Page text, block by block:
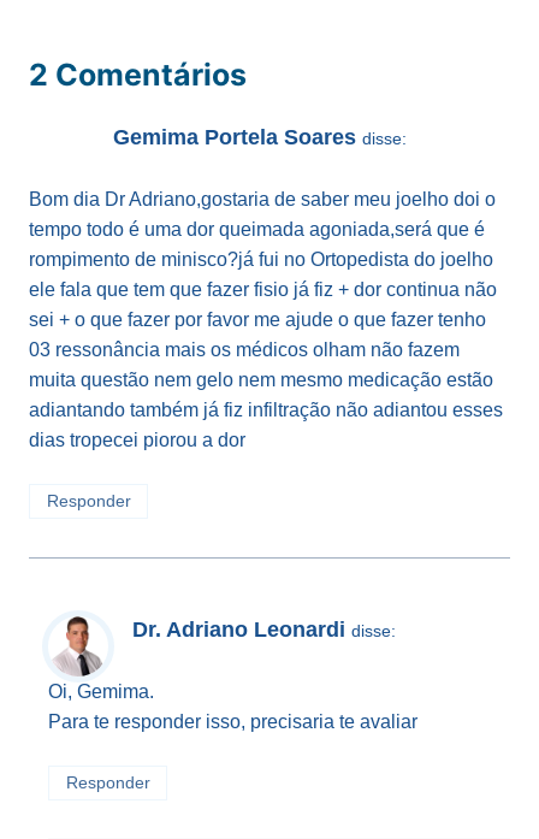
2 Comentários
Gemima Portela Soares disse:
Bom dia Dr Adriano,gostaria de saber meu joelho doi o
tempo todo é uma dor queimada agoniada,será que é
rompimento de minisco?já fui no Ortopedista do joelho
ele fala que tem que fazer fisio já fiz + dor continua não
sei + o que fazer por favor me ajude o que fazer tenho
03 ressonância mais os médicos olham não fazem
muita questão nem gelo nem mesmo medicação estão
adiantando também já fiz infiltração não adiantou esses
dias tropecei piorou a dor
Responder
Dr. Adriano Leonardi disse:
Oi, Gemima.
Para te responder isso, precisaria te avaliar
Responder